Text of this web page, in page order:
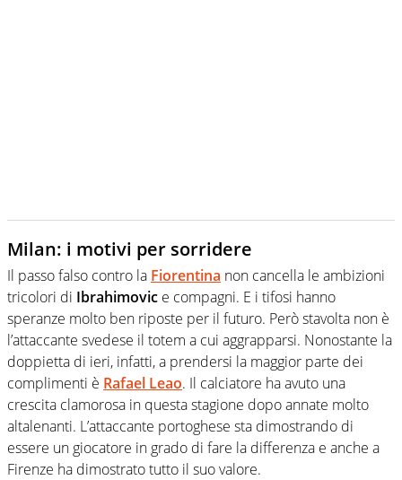
Milan: i motivi per sorridere
Il passo falso contro la Fiorentina non cancella le ambizioni
tricolori di Ibrahimovic e compagni. E i tifosi hanno
speranze molto ben riposte per il futuro. Però stavolta non è
l’attaccante svedese il totem a cui aggrapparsi. Nonostante la
doppietta di ieri, infatti, a prendersi la maggior parte dei
complimenti è Rafael Leao. Il calciatore ha avuto una
crescita clamorosa in questa stagione dopo annate molto
altalenanti. L’attaccante portoghese sta dimostrando di
essere un giocatore in grado di fare la differenza e anche a
Firenze ha dimostrato tutto il suo valore.